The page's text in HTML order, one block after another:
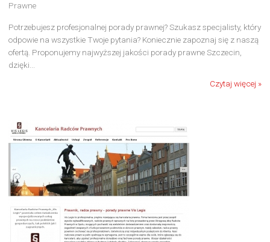
Prawne
Potrzebujesz profesjonalnej porady prawnej? Szukasz specjalisty, który
odpowie na wszystkie Twoje pytania? Koniecznie zapoznaj się z naszą
ofertą. Proponujemy najwyższej jakości porady prawne Szczecin,
dzięki...
Czytaj więcej »